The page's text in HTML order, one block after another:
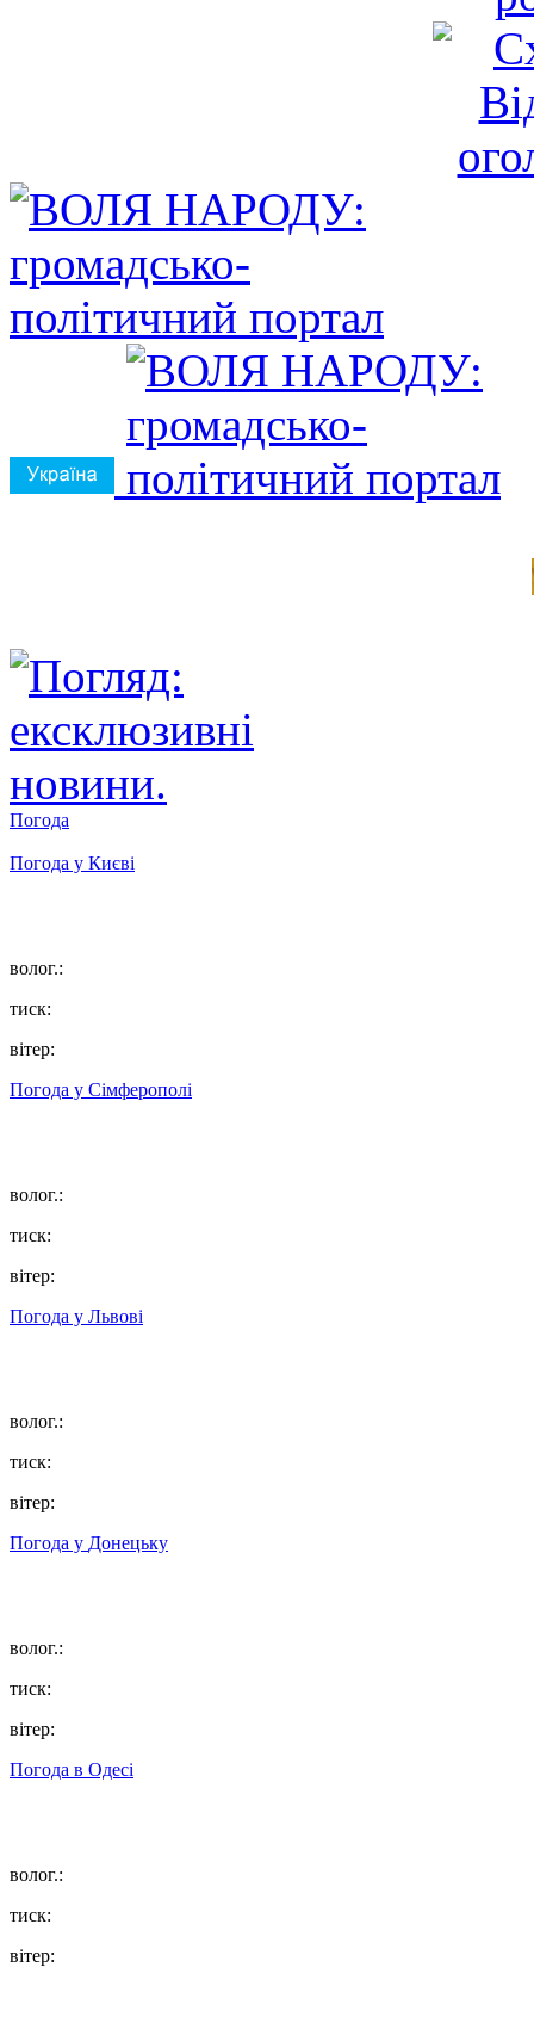
Погода
Погода у Києві
волог.:
тиск:
вітер:
Погода у Сімферополі
волог.:
тиск:
вітер:
Погода у Львові
волог.:
тиск:
вітер:
Погода у Донецьку
волог.:
тиск:
вітер:
Погода в Одесі
волог.:
тиск:
вітер: